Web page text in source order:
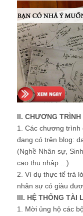
II. CHƯƠNG
1. Các chương trình
đang có trên blog:
(Nghề Nhân sự,
cao thu nhập ...)
2. Ví dụ thực tế trả
nhân sự có giàu
III. HỆ THỐNG TÀI
1. Mời ủng hộ các